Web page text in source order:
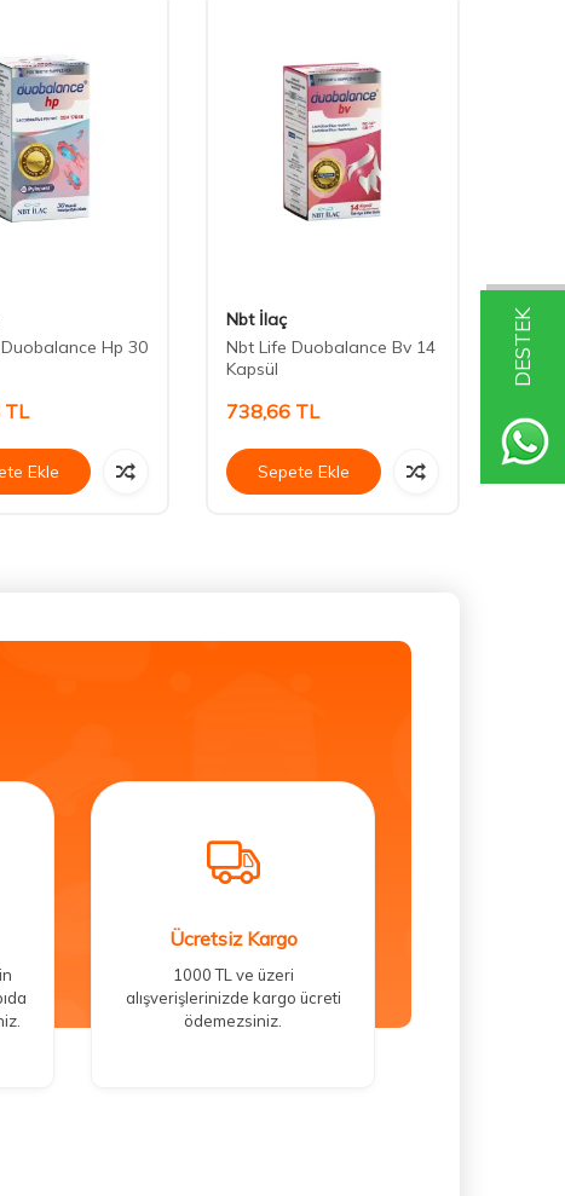
DESTEK
Hp 30
TL
Ekle
Nbt İlaç
Nbt Life Duobalance Bv 14
Kapsül
738,66 TL
Sepete Ekle
Nbt
Nbt
Cran
Ücretsiz Kargo
1000 TL ve üzeri
alışverişlerinizde kargo ücreti
ödemezsiniz.